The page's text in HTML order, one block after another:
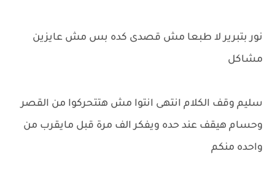
نور بتبرير لا طبعا مش قصدى كده بس مش عايزين
مشاكل
سليم وقف الكلام انتهى انتوا مش هتتحركوا من القصر
وحسام هيقف عند حده ويفكر الف مرة قبل مايقرب من
واحده منكم